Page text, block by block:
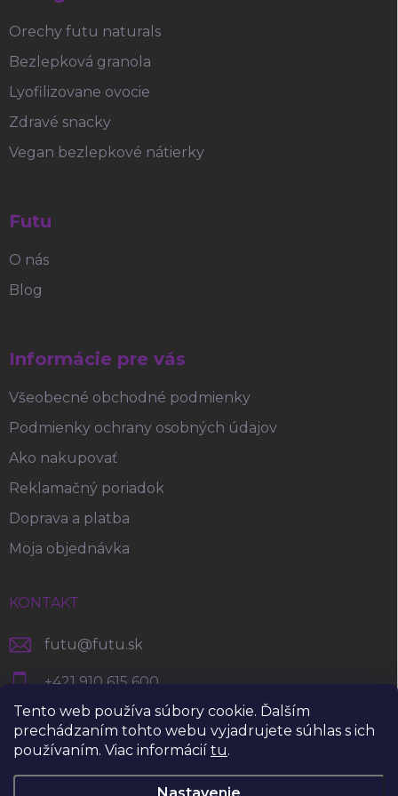
Tento web používa súbory cookie. Ďalším
prechádzaním tohto webu vyjadrujete súhlas s ich
používaním. Viac informácií tu.
Orechy futu naturals
Bezlepková granola
Lyofilizovane ovocie
Zdravé snacky
Vegan bezlepkové nátierky
Futu
O nás
Blog
Informácie pre vás
Všeobecné obchodné podmienky
Podmienky ochrany osobných údajov
Ako nakupovať
Reklamačný poriadok
Doprava a platba
Moja objednávka
KONTAKT
futu@futu.sk
+421 910 615 600
https://www.facebook.com/foodsforfuture
futu.planet